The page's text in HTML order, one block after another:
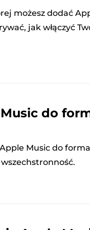
możesz dodać
jak włączyć
do
Music do